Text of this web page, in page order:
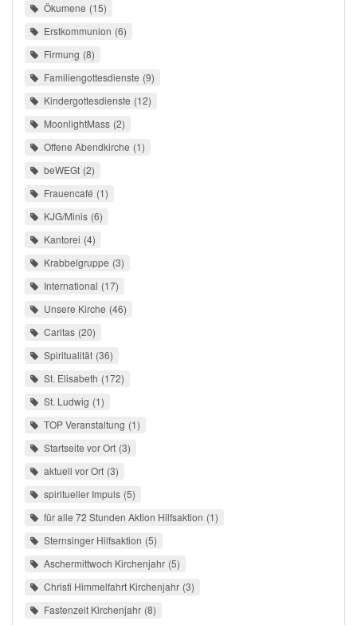
Ökumene 15
Erstkommunion 6
Firmung 8
Familiengottesdienste 9
Kindergottesdienste 12
MoonlightMass 2
Offene Abendkirche 1
beWEGt 2
Frauencafé 1
KJG/Minis 6
Kantorei 4
Krabbelgruppe 3
International 17
Unsere Kirche 46
Caritas 20
Spiritualität 36
St. Elisabeth 172
St. Ludwig 1
TOP Veranstaltung 1
Startseite vor Ort 3
aktuell vor Ort 3
spiritueller Impuls 5
für alle 72 Stunden Aktion Hilfsaktion 1
Sternsinger Hilfsaktion 5
Aschermittwoch Kirchenjahr 5
Christi Himmelfahrt Kirchenjahr 3
Fastenzeit Kirchenjahr 8